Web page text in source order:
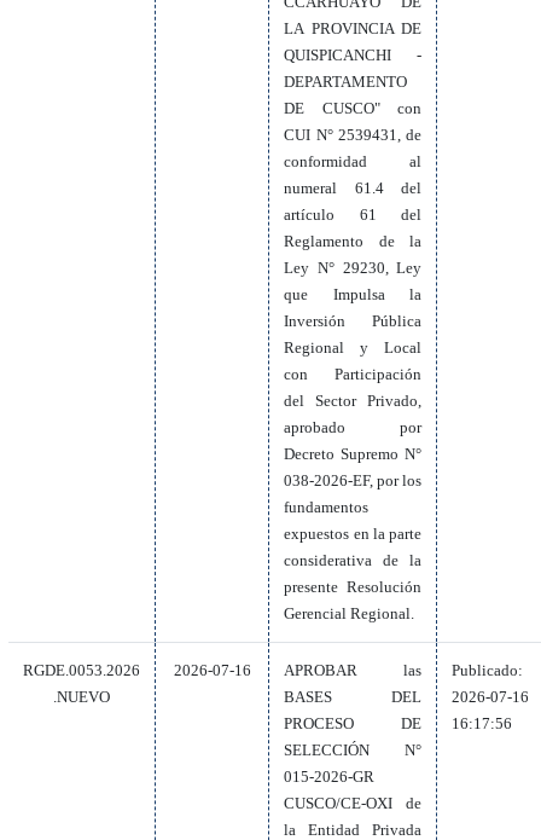
LA PROVINCIA DE
QUISPICANCHI -
DEPARTAMENTO
DE CUSCO" con
CUI N° 2539431, de
conformidad al
numeral 61.4 del
artículo 61 del
Reglamento de la
Ley N° 29230, Ley
que Impulsa la
Inversión Pública
Regional y Local
con Participación
del Sector Privado,
aprobado por
Decreto Supremo N°
038-2026-EF, por los
fundamentos
expuestos en la parte
considerativa de la
presente Resolución
Gerencial Regional.
RGDE.0053.2026
.NUEVO
2026-07-16
APROBAR las
BASES DEL
PROCESO DE
SELECCIÓN N°
015-2026-GR
CUSCO/CE-OXI de
la Entidad Privada
Publicado:
2026-07-16
16:17:56